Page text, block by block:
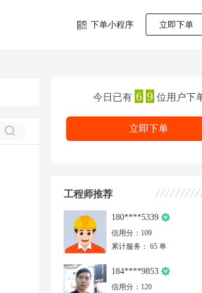
立即下单
下单小程序
今日已有 6 9 位用户下
立即下单
工程师推荐
180****5339
信用分：109
累计服务： 65 单
184****9853
信用分：120